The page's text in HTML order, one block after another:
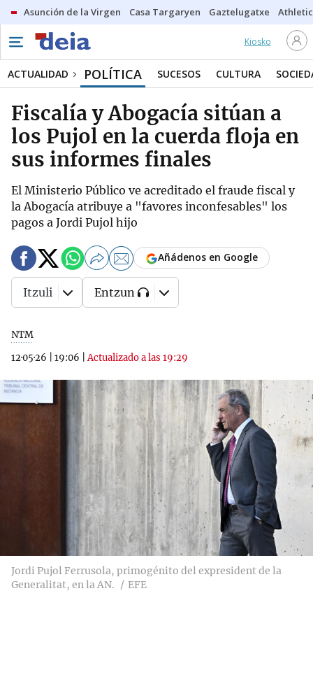
Asunción de la Virgen Casa Targaryen Gaztelugatxe Athletic
Kiosko
ACTUALIDAD POLÍTICA SUCESOS CULTURA
Fiscalía y Abogacía sitúan a
los Pujol en la cuerda floja en
sus informes finales
El Ministerio Público ve acreditado el fraude fiscal y
la Abogacía atribuye a "favores inconfesables" los
pagos a Jordi Pujol hijo
NTM
12·05·26
19:06 |Actualizado a las 19:29
Añádenos en Google
Itzuli Entzun
Jordi Pujol Ferrusola, primogénito del expresident de la
Generalitat, en la AN.
EFE